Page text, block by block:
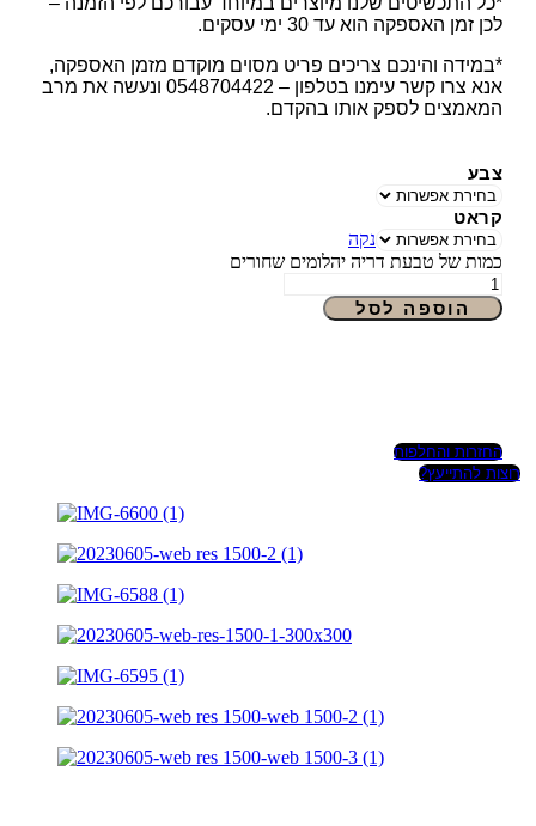
לכן זמן האספקה הוא עד 30 ימי עסקים.
*במידה והינכם צריכים פריט מסוים מוקדם מזמן האספקה,
אנא צרו קשר עימנו בטלפון – 0548704422 ונעשה את מרב
המאמצים לספק אותו בהקדם.
צבע
קראט
נקה
כמות של טבעת דריה יהלומים שחורים
הוספה לסל
החזרות והחלפות
רוצות להתייעץ?